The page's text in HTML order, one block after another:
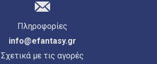
Πληροφορίες
info@efantasy.gr
Σχετικά με τις αγορές